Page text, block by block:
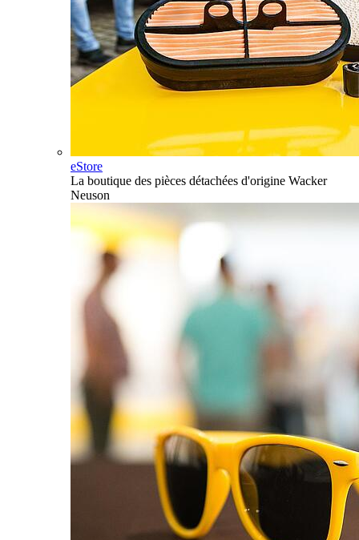
eStore
La boutique des pièces détachées d'origine Wacker
Neuson